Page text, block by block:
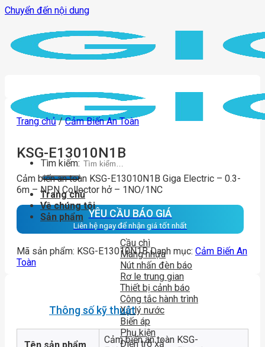
Chuyển đến nội dung
Tìm kiếm:
Trang chủ
Về chúng tôi
Sản phẩm
Cầu chì
Máng nhựa
Nút nhấn đèn báo
Rơ le trung gian
Thiết bị cảnh báo
Công tắc hành trình
Xử lý nước
Biến áp
Phụ kiện
Điện trở xả
Trang chủ / Cảm Biến An Toàn
KSG-E13010N1B
Cảm biến an toàn KSG-E13010N1B Giga Electric – 0.3-
6m – NPN Collector hở – 1NO/1NC
YÊU CẦU BÁO GIÁ
Liên hệ ngay để nhận giá tốt nhất
Mã sản phẩm: KSG-E13010N1B Danh mục: Cảm Biến An
Toàn
Thông số kỹ thuật
Cảm biến an toàn KSG-